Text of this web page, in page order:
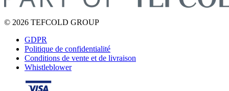
© 2026 TEFCOLD GROUP
GDPR
Politique de confidentialité
Conditions de vente et de livraison
Whistleblower